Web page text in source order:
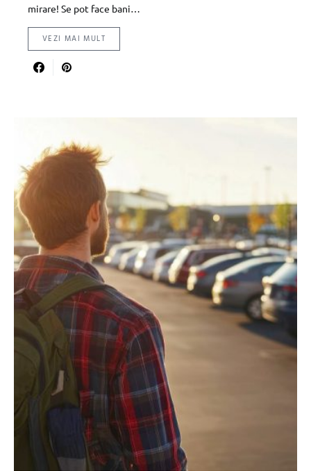
mirare! Se pot face bani…
VEZI MAI MULT